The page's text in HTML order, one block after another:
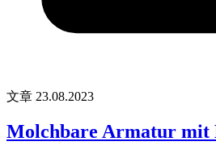
文章 23.08.2023
Molchbare Armatur mit